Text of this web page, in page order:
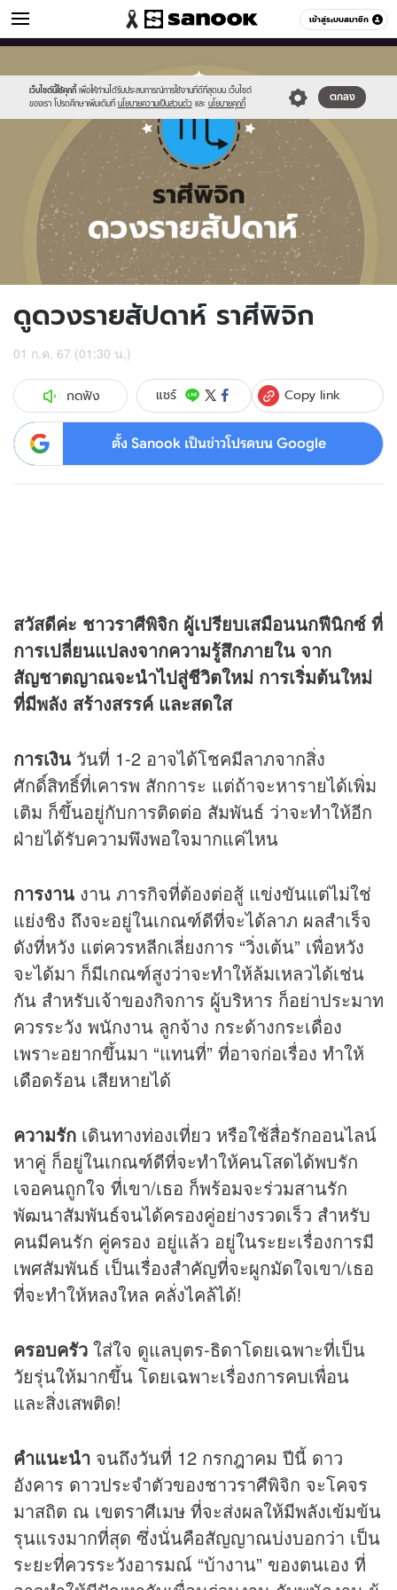
เข้าสู่ระบบสมาชิก
ดูดวง หมวดอื่นๆ
เว็บไซต์นี้ใช้คุกกี้ เพื่อให้ท่านได้รับประสบการณ์การใช้งานที่ดีที่สุดบน เว็บไซต์
ของเรา โปรดศึกษาเพิ่มเติมที่ นโยบายความเป็นส่วนตัว และ นโยบายคุกกี้
ตกลง
new-
sanook.png
horoscope-
scorpio_zodi.jpg
ดูดวงรายสัปดาห์ ราศีพิจิก
01 ก.ค. 67 (01:30 น.)
กดฟัง แชร์ Copy link
ตั้ง Sanook เป็นข่าวโปรดบน Google
สวัสดีค่ะ ชาวราศีพิจิก ผู้เปรียบเสมือนนกฟีนิกซ์ ที่
การเปลี่ยนแปลงจากความรู้สึกภายใน จาก
สัญชาตญาณจะนำไปสู่ชีวิตใหม่ การเริ่มต้นใหม่
ที่มีพลัง สร้างสรรค์ และสดใส
การเงิน วันที่ 1-2 อาจได้โชคมีลาภจากสิ่ง
ศักดิ์สิทธิ์ที่เคารพ สักการะ แต่ถ้าจะหารายได้เพิ่ม
เติม ก็ขึ้นอยู่กับการติดต่อ สัมพันธ์ ว่าจะทำให้อีก
ฝ่ายได้รับความพึงพอใจมากแค่ไหน
การงาน งาน ภารกิจที่ต้องต่อสู้ แข่งขันแต่ไม่ใช่
แย่งชิง ถึงจะอยู่ในเกณฑ์ดีที่จะได้ลาภ ผลสำเร็จ
ดังที่หวัง แต่ควรหลีกเลี่ยงการ “วิ่งเต้น” เพื่อหวัง
จะได้มา ก็มีเกณฑ์สูงว่าจะทำให้ล้มเหลวได้เช่น
กัน สำหรับเจ้าของกิจการ ผู้บริหาร ก็อย่าประมาท
ควรระวัง พนักงาน ลูกจ้าง กระด้างกระเดื่อง
เพราะอยากขึ้นมา “แทนที่” ที่อาจก่อเรื่อง ทำให้
เดือดร้อน เสียหายได้
ความรัก เดินทางท่องเที่ยว หรือใช้สื่อรักออนไลน์
หาคู่ ก็อยู่ในเกณฑ์ดีที่จะทำให้คนโสดได้พบรัก
เจอคนถูกใจ ที่เขา/เธอ ก็พร้อมจะร่วมสานรัก
พัฒนาสัมพันธ์จนได้ครองคู่อย่างรวดเร็ว สำหรับ
คนมีคนรัก คู่ครอง อยู่แล้ว อยู่ในระยะเรื่องการมี
เพศสัมพันธ์ เป็นเรื่องสำคัญที่จะผูกมัดใจเขา/เธอ
ที่จะทำให้หลงใหล คลั่งไคล้ได้!
ครอบครัว ใส่ใจ ดูแลบุตร-ธิดาโดยเฉพาะที่เป็น
วัยรุ่นให้มากขึ้น โดยเฉพาะเรื่องการคบเพื่อน
และสิ่งเสพติด!
คำแนะนำ จนถึงวันที่ 12 กรกฎาคม ปีนี้ ดาว
อังคาร ดาวประจำตัวของชาวราศีพิจิก จะโคจร
มาสถิต ณ เขตราศีเมษ ที่จะส่งผลให้มีพลังเข้มข้น
รุนแรงมากที่สุด ซึ่งนั่นคือสัญญาณบ่งบอกว่า เป็น
ระยะที่ควรระวังอารมณ์ “บ้างาน” ของตนเอง ที่